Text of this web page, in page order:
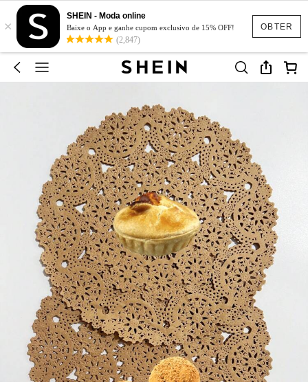
OBTER
×
SHEIN - Moda online
Baixe o App e ganhe cupom exclusivo de 15% OFF!
(2,847)